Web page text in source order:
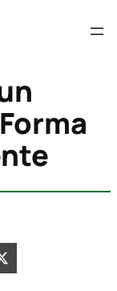
Compartir
en
X
(Twitter)